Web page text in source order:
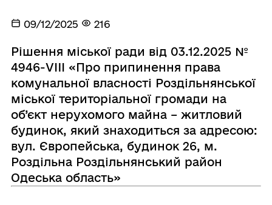
09/12/2025 216
Рішення міської ради від 03.12.2025 №
4946-VIIІ «Про припинення права
комунальної власності Роздільнянської
міської територіальної громади на
об’єкт нерухомого майна – житловий
будинок, який знаходиться за адресою:
вул. Європейська, будинок 26, м.
Роздільна Роздільнянський район
Одеська область»